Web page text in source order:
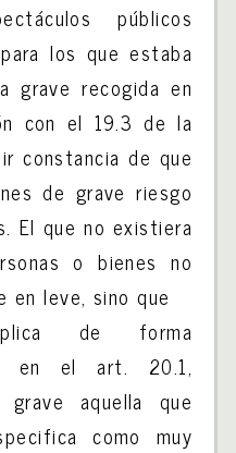
públicos
los que estaba
grave recogida en
con el 19.3 de la
constancia de que
de grave riesgo
El que no existiera
o bienes no
leve, sino que
de forma
en el art. 20.1,
aquella que
como muy